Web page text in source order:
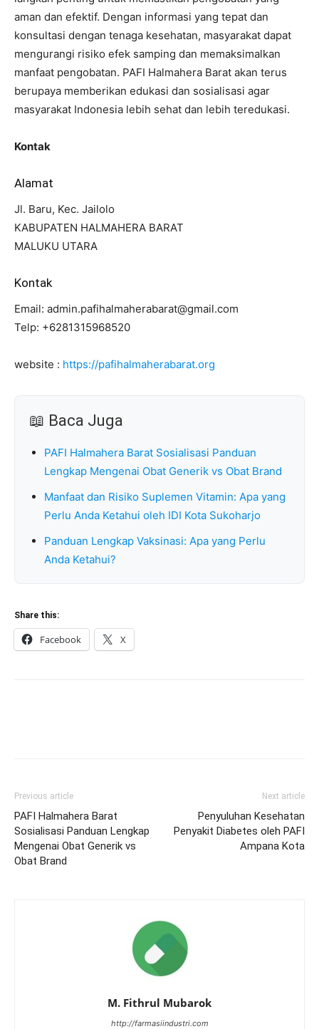
aman dan efektif. Dengan informasi yang tepat dan
konsultasi dengan tenaga kesehatan, masyarakat dapat
mengurangi risiko efek samping dan memaksimalkan
manfaat pengobatan. PAFI Halmahera Barat akan terus
berupaya memberikan edukasi dan sosialisasi agar
masyarakat Indonesia lebih sehat dan lebih teredukasi.
Kontak
Alamat
Jl. Baru, Kec. Jailolo
KABUPATEN HALMAHERA BARAT
MALUKU UTARA
Kontak
Email: admin.pafihalmaherabarat@gmail.com
Telp: +6281315968520
website : https://pafihalmaherabarat.org
📖 Baca Juga
PAFI Halmahera Barat Sosialisasi Panduan
Lengkap Mengenai Obat Generik vs Obat Brand
Manfaat dan Risiko Suplemen Vitamin: Apa yang
Perlu Anda Ketahui oleh IDI Kota Sukoharjo
Panduan Lengkap Vaksinasi: Apa yang Perlu
Anda Ketahui?
Share this:
Facebook X
Previous article
PAFI Halmahera Barat
Sosialisasi Panduan Lengkap
Mengenai Obat Generik vs
Obat Brand
Next article
Penyuluhan Kesehatan
Penyakit Diabetes oleh PAFI
Ampana Kota
M. Fithrul Mubarok
http://farmasiindustri.com